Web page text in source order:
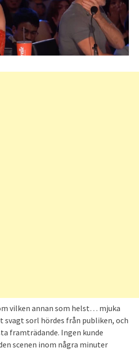
vilken annan som helst… mjuka
svagt sorl hördes från publiken, och
framträdande. Ingen kunde
scenen inom några minuter